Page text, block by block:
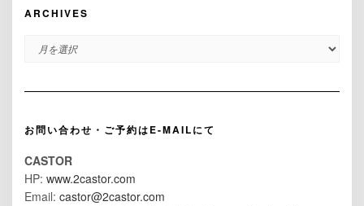
ARCHIVES
ARCHIVES
お問い合わせ・ご予約はE-MAILにて
CASTOR
HP: www.2castor.com
Email: castor@2castor.com